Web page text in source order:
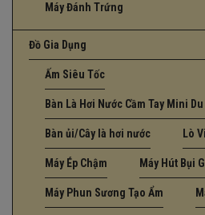
Máy Đánh Trứng
Đồ Gia Dụng
Ấm Siêu Tốc
Bàn Là Hơi Nước Cầm Tay Mini
Bàn ủi/Cây là hơi nước Lò
Máy Ép Chậm Máy Hút Bụi
Máy Phun Sương Tạo Ẩm